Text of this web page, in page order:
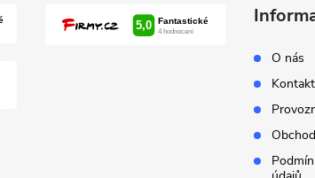
O nás